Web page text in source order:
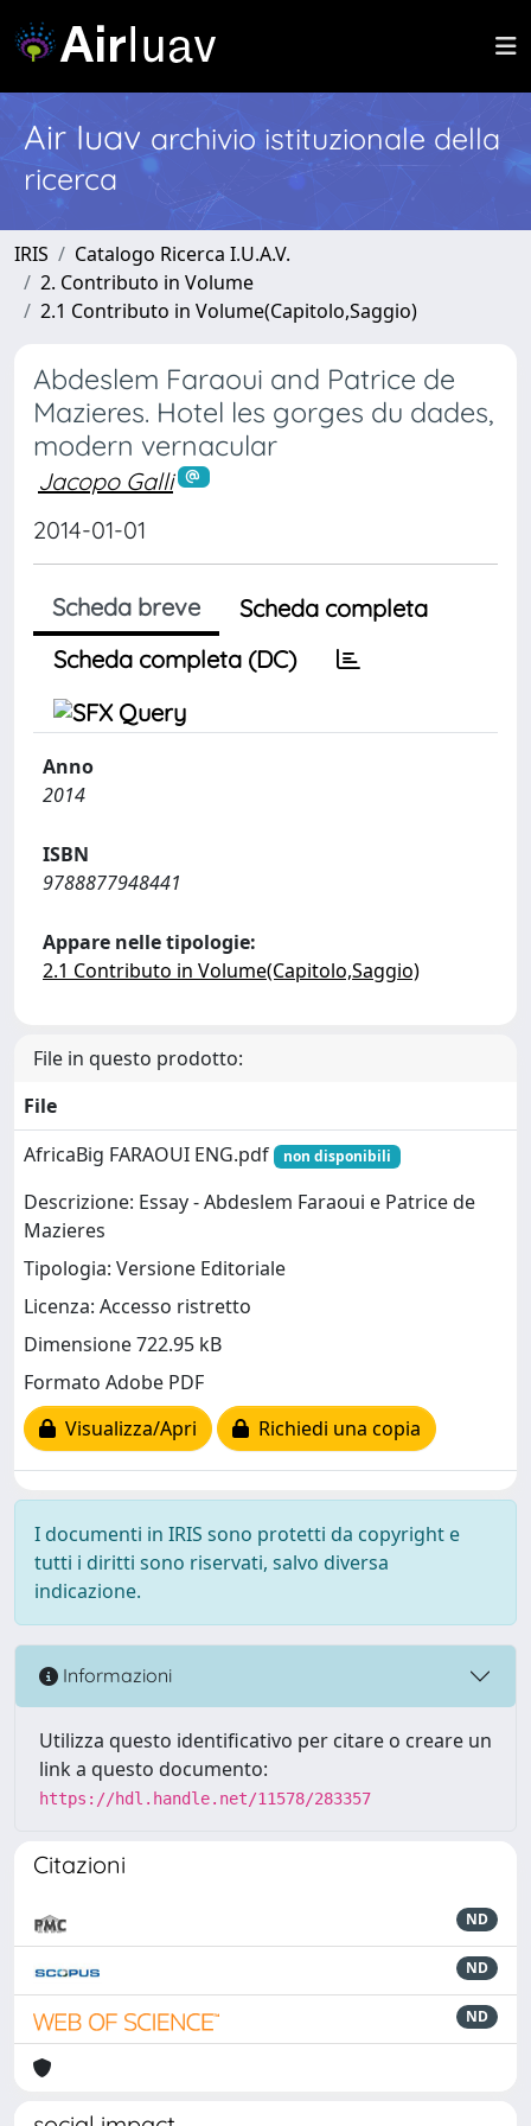
Air Iuav archivio istituzionale della
ricerca
IRIS
Catalogo Ricerca I.U.A.V.
2. Contributo in Volume
2.1 Contributo in Volume(Capitolo,Saggio)
Abdeslem Faraoui and Patrice de
Mazieres. Hotel les gorges du dades,
modern vernacular
Jacopo Galli
2014-01-01
Scheda breve
Scheda completa
Scheda completa (DC)
Anno
2014
ISBN
9788877948441
Appare nelle tipologie:
2.1 Contributo in Volume(Capitolo,Saggio)
File in questo prodotto:
File
AfricaBig FARAOUI ENG.pdf
non disponibili
Descrizione: Essay - Abdeslem Faraoui e Patrice de
Mazieres
Tipologia: Versione Editoriale
Licenza: Accesso ristretto
Dimensione 722.95 kB
Formato Adobe PDF
Visualizza/Apri
Richiedi una copia
I documenti in IRIS sono protetti da copyright e
tutti i diritti sono riservati, salvo diversa
indicazione.
Informazioni
Utilizza questo identificativo per citare o creare un
link a questo documento:
https://hdl.handle.net/11578/283357
Citazioni
ND
ND
ND